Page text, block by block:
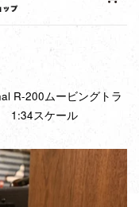
R-200ムービングトラ
1:34スケール